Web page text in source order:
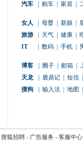
汽车
购车 家居
女人 母婴 新娘
旅游
天气 健康
IT
数码 手机
博客 圈子 邮箱
天龙
鹿鼎记 短信
搜狗
输入法 地图
搜狐招聘- 广告服务 - 客服中心